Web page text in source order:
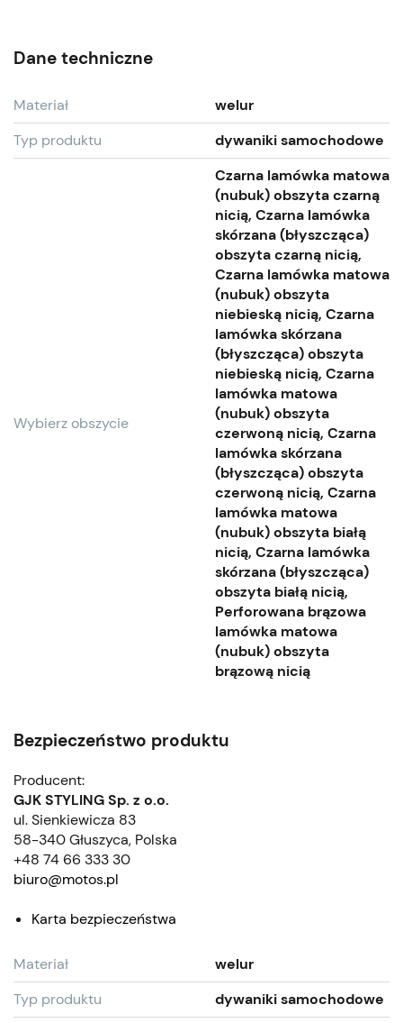
Dane techniczne
Materiał
welur
Typ produktu
dywaniki samochodowe
Wybierz obszycie
Czarna lamówka matowa
(nubuk) obszyta czarną
nicią, Czarna lamówka
skórzana (błyszcząca)
obszyta czarną nicią,
Czarna lamówka matowa
(nubuk) obszyta
niebieską nicią, Czarna
lamówka skórzana
(błyszcząca) obszyta
niebieską nicią, Czarna
lamówka matowa
(nubuk) obszyta
czerwoną nicią, Czarna
lamówka skórzana
(błyszcząca) obszyta
czerwoną nicią, Czarna
lamówka matowa
(nubuk) obszyta białą
nicią, Czarna lamówka
skórzana (błyszcząca)
obszyta białą nicią,
Perforowana brązowa
lamówka matowa
(nubuk) obszyta
brązową nicią
Bezpieczeństwo produktu
Producent:
GJK STYLING Sp. z o.o.
ul. Sienkiewicza 83
58-340 Głuszyca, Polska
+48 74 66 333 30
biuro@motos.pl
Karta bezpieczeństwa
Materiał
welur
Typ produktu
dywaniki samochodowe